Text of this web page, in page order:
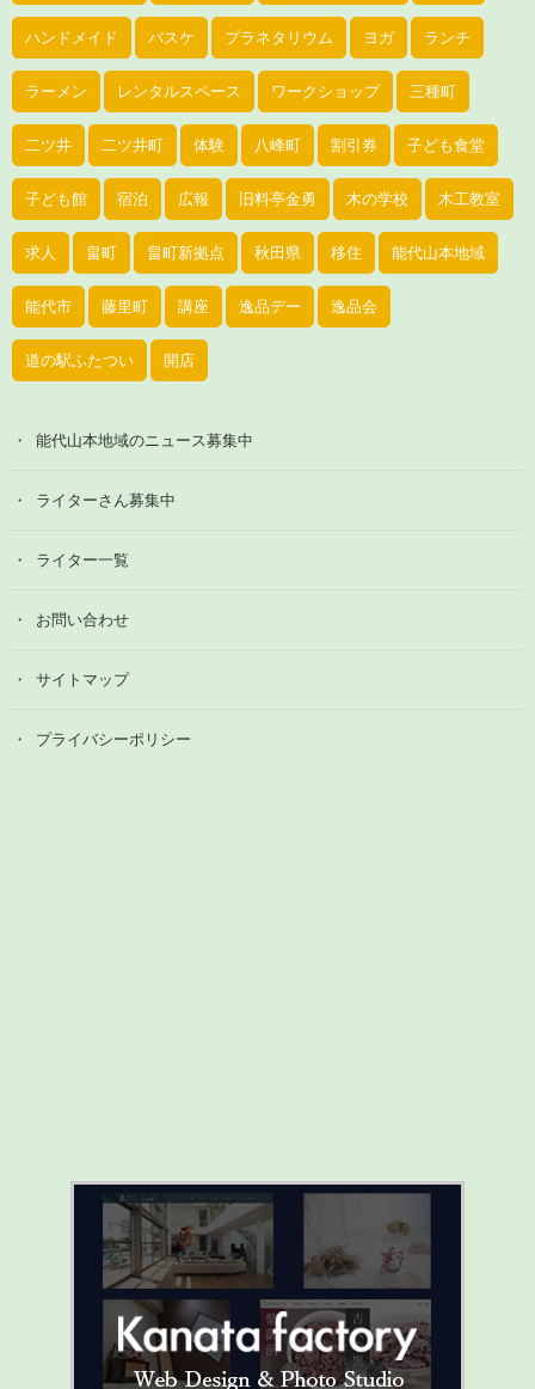
ハンドメイド バスケ プラネタリウム ヨガ ランチ
ラーメン レンタルスペース ワークショップ 三種町
二ツ井 二ツ井町 体験 八峰町 割引券 子ども食堂
子ども館 宿泊 広報 旧料亭金勇 木の学校 木工教室
求人 畠町 畠町新拠点 秋田県 移住 能代山本地域
能代市 藤里町 講座 逸品デー 逸品会
道の駅ふたつい 開店
能代山本地域のニュース募集中
ライターさん募集中
ライター一覧
お問い合わせ
サイトマップ
プライバシーポリシー